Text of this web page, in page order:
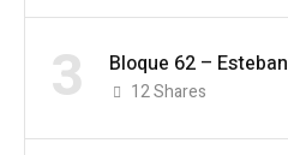
3 Bloque 62 –
12Shares